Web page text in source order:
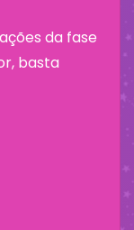
da fase
basta